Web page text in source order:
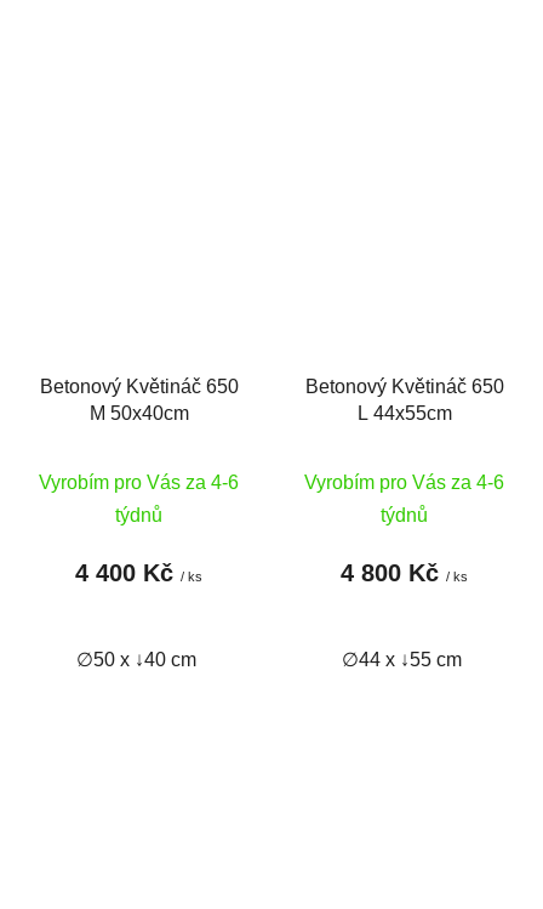
Betonový Květináč 650
M 50x40cm
Vyrobím pro Vás za 4-6
týdnů
4 400 Kč / ks
∅50 x ↓40 cm
Betonový Květináč 650
L 44x55cm
Vyrobím pro Vás za 4-6
týdnů
4 800 Kč / ks
∅44 x ↓55 cm